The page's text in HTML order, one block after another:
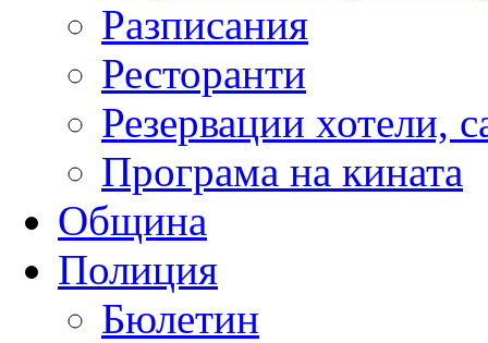
Разписания
Ресторанти
Резервации хотели,
Програма на кината
Община
Полиция
Бюлетин